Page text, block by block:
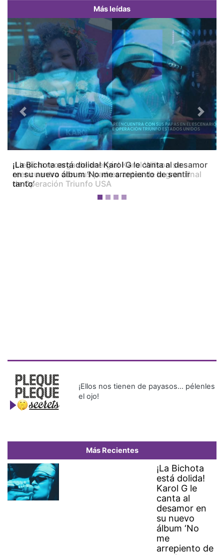
Más leídas
¡La Bichota está dolida! Karol G le canta al desamor
en su nuevo álbum ‘No me arrepiento de sentir
tanto’
Previous Next
¡Ellos nos tienen de payasos… pélenles
el ojo!
Más Recientes
¡La Bichota
está dolida!
Karol G le
canta al
desamor en
su nuevo
álbum ‘No
me
arrepiento de